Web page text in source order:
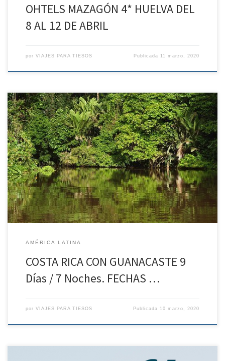
OHTELS MAZAGÓN 4* HUELVA DEL
8 AL 12 DE ABRIL
por VIAJES PARA TIESOS Publicada 11 marzo, 2020
COSTA RICA CON GUANACASTE 9 Días / 7 Noches *POSIBILIDAD DE
REALIZAR EL CIRCUITO EN COCHE DE ALQUILER* Día 1. Ciudad de
Origen – San José (SA) Salida en vuelo de línea regular con
dirección a San José. Llegada, traslado al hotel. Alojamiento. Día 2.
San Jose – Parque Nacional […]
AMÉRICA LATINA
COSTA RICA CON GUANACASTE 9
Días / 7 Noches. FECHAS …
por VIAJES PARA TIESOS Publicada 10 marzo, 2020